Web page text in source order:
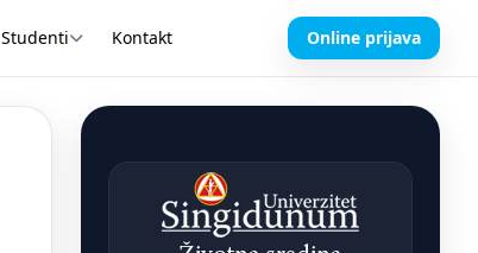
Studenti Kontakt Online prijava